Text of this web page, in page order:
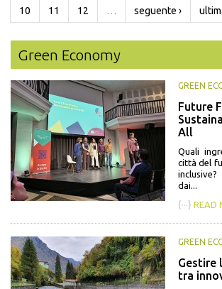
10 11 12 … seguente ›
Green Economy
GREEN
Future
All
Quali
città del
dai...
{···} READ
GREEN
Gestire
tra